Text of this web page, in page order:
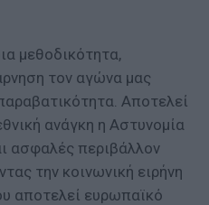
μεθοδικότητα,
τον αγώνα μας
Αποτελεί
ανάγκη η Αστυνομία
ασφαλές περιβάλλον
την κοινωνική ειρήνη
αποτελεί ευρωπαϊκό